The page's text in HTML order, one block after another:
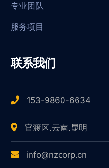
专业团队
服务项目
联系我们
153-9860-6634
官渡区.云南.昆明
info@nzcorp.cn